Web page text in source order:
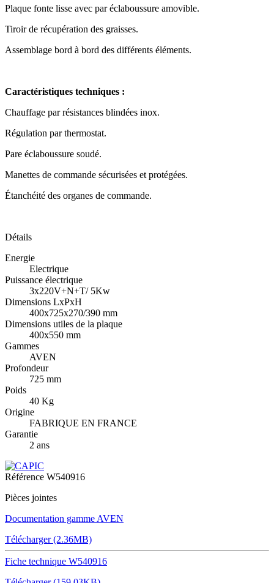
Plaque fonte lisse avec par éclaboussure amovible.
Tiroir de récupération des graisses.
Assemblage bord à bord des différents éléments.
Caractéristiques techniques :
Chauffage par résistances blindées inox.
Régulation par thermostat.
Pare éclaboussure soudé.
Manettes de commande sécurisées et protégées.
Étanchéité des organes de commande.
Détails
Energie
Electrique
Puissance électrique
3x220V+N+T/ 5Kw
Dimensions LxPxH
400x725x270/390 mm
Dimensions utiles de la plaque
400x550 mm
Gammes
AVEN
Profondeur
725 mm
Poids
40 Kg
Origine
FABRIQUE EN FRANCE
Garantie
2 ans
Référence W540916
Pièces jointes
Documentation gamme AVEN
Télécharger (2.36MB)
Fiche technique W540916